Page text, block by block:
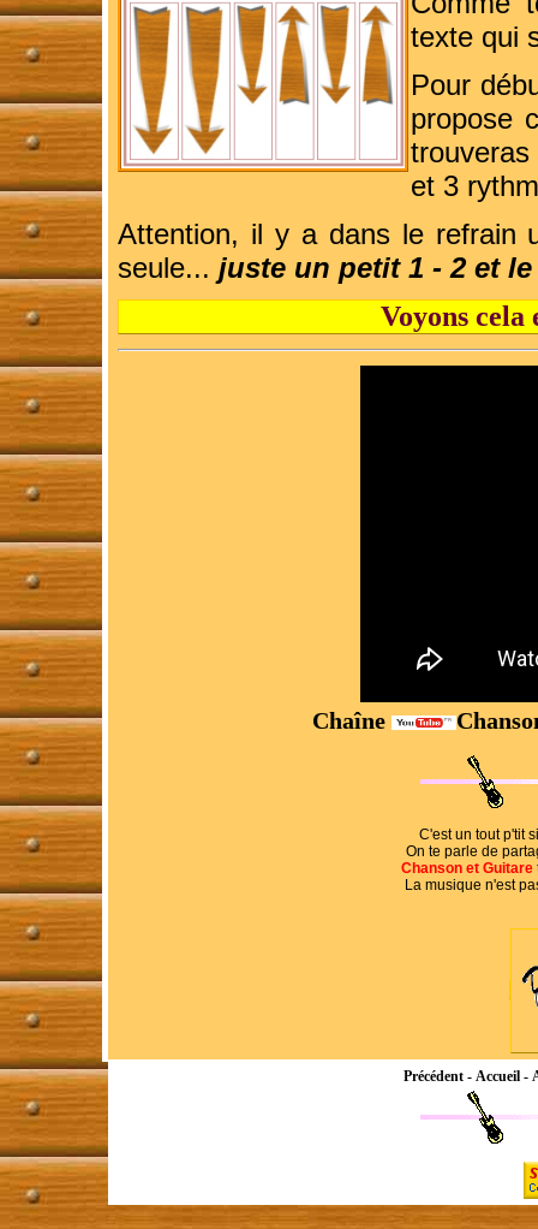
texte qui
Pour
propose
et 3
Attention, il y a dans le refrain
seule... juste un petit 1 - 2 et
Voyons cela
Chaîne
C'est un tout p'tit
On te parle de
Chanson et Guitare
La musique n'est
Précédent - Accueil -